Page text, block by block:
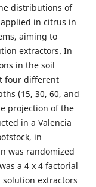
distributions of
in citrus in
aiming to
extractors. In
in the soil
four different
(15, 30, 60, and
projection of the
in a Valencia
in
was randomized
a 4 x 4 factorial
extractors